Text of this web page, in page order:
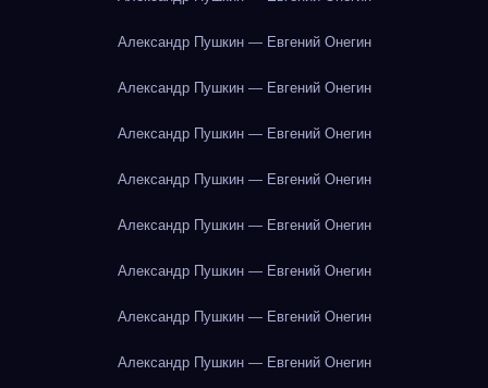
Александр Пушкин — Евгений Онегин
Александр Пушкин — Евгений Онегин
Александр Пушкин — Евгений Онегин
Александр Пушкин — Евгений Онегин
Александр Пушкин — Евгений Онегин
Александр Пушкин — Евгений Онегин
Александр Пушкин — Евгений Онегин
Александр Пушкин — Евгений Онегин